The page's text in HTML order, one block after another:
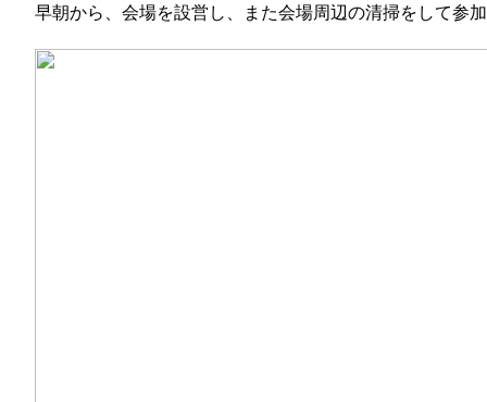
早朝から、会場を設営し、また会場周辺の清掃をして参